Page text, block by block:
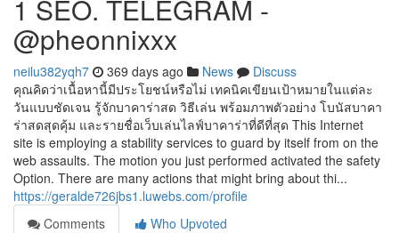
1 SEO. TELEGRAM -
@pheonnixxx
neilu382yqh7 369 days ago News
Discuss
คุณคิดว่าเนื้อหานี้มีประโยชน์หรือไม่ เทคนิคเขียนเป้าหมายในแต่ละ
วันแบบชัดเจน รู้จักบาคาร่าสด วิธีเล่น พร้อมภาพตัวอย่าง โบนัสบาคา
ร่าสดสุดคุ้ม และรายชื่อเว็บเล่นไลฟ์บาคาร่าที่ดีที่สุด This Internet
site is employing a stability services to guard by itself from on the
web assaults. The motion you just performed activated the safety
Option. There are many actions that might bring about thi...
https://geralde726jbs1.luwebs.com/profile
Comments
Who Upvoted